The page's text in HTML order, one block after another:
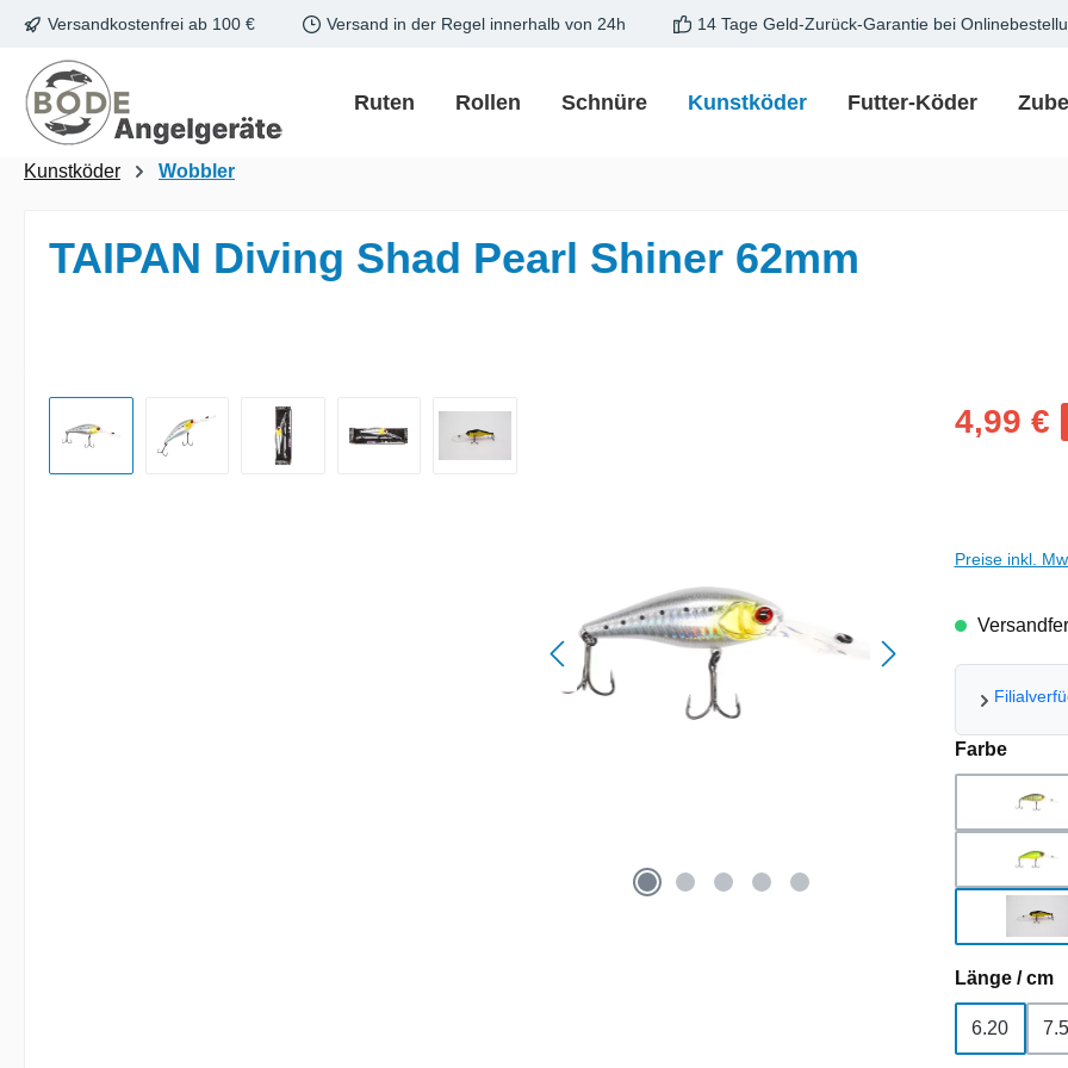
Hauptinhalt springen
Zur Suche springen
Zur Hauptnavigation springen
Versandkostenfrei ab 100 € Versand in der Regel innerhalb von 24h 14 Tage Geld-Zurück-Garantie bei
Ruten Rollen Schnüre Kunstköder Futter-Köder
Kunstköder Wobbler
TAIPAN Diving Shad Pearl Shiner 62mm
4,99 €
Preise inkl.
Farbe
Länge / cm
6.20